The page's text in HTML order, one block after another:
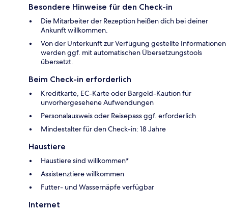
Besondere Hinweise für den Check-in
Die Mitarbeiter der Rezeption heißen dich bei deiner
Ankunft willkommen.
Von der Unterkunft zur Verfügung gestellte Informationen
werden ggf. mit automatischen Übersetzungstools
übersetzt.
Beim Check-in erforderlich
Kreditkarte, EC-Karte oder Bargeld-Kaution für
unvorhergesehene Aufwendungen
Personalausweis oder Reisepass ggf. erforderlich
Mindestalter für den Check-in: 18 Jahre
Haustiere
Haustiere sind willkommen*
Assistenztiere willkommen
Futter- und Wassernäpfe verfügbar
Internet